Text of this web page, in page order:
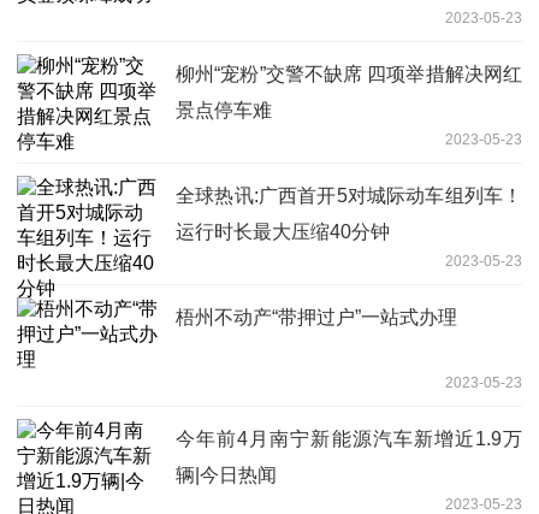
2023-05-23
柳州“宠粉”交警不缺席 四项举措解决网红
景点停车难
2023-05-23
全球热讯:广西首开5对城际动车组列车！
运行时长最大压缩40分钟
2023-05-23
梧州不动产“带押过户”一站式办理
2023-05-23
今年前4月南宁新能源汽车新增近1.9万
辆|今日热闻
2023-05-23